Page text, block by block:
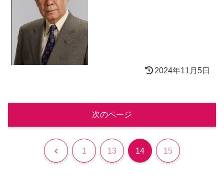
2024年11月5日
次のページ
前 1 13 14 15